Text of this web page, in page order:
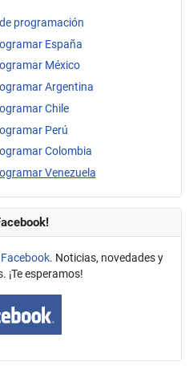
programación
España
México
Argentina
Chile
Perú
Colombia
Venezuela
. Noticias, novedades y
¡Te esperamos!